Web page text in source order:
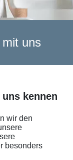
uns
kennen
wir den
besonders